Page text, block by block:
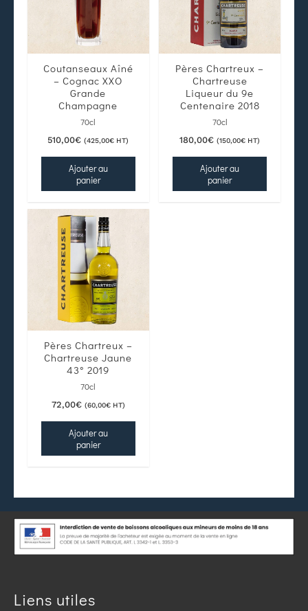
Coutanseaux Aîné
– Cognac XXO
Grande
Champagne
70cl
510,00€ (425,00€ HT)
Ajouter au
panier
Pères Chartreux –
Chartreuse
Liqueur du 9e
Centenaire 2018
70cl
180,00€ (150,00€ HT)
Ajouter au
panier
Pères Chartreux –
Chartreuse Jaune
43° 2019
70cl
72,00€ (60,00€HT)
Ajouter au
panier
Liens utiles